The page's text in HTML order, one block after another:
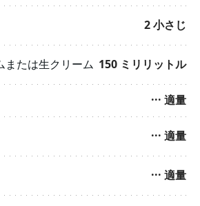
2小さじ
または生クリーム 150 ミリリットル
··· 適量
··· 適量
··· 適量